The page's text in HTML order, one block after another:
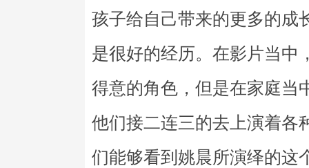
孩子给自己带来的更多的成
是很好的经历。在影片当中
得意的角色，但是在家庭当
他们接二连三的去上演着各
们能够看到姚晨所演绎的这